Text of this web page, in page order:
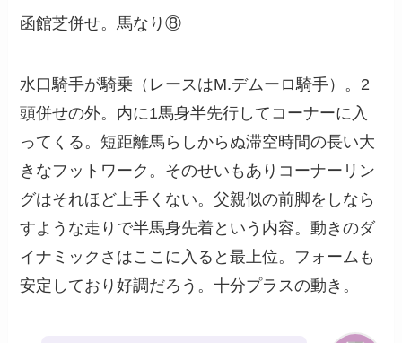
函館芝併せ。馬なり⑧
水口騎手が騎乗（レースはM.デムーロ騎手）。2
頭併せの外。内に1馬身半先行してコーナーに入
ってくる。短距離馬らしからぬ滞空時間の長い大
きなフットワーク。そのせいもありコーナーリン
グはそれほど上手くない。父親似の前脚をしなら
すような走りで半馬身先着という内容。動きのダ
イナミックさはここに入ると最上位。フォームも
安定しており好調だろう。十分プラスの動き。